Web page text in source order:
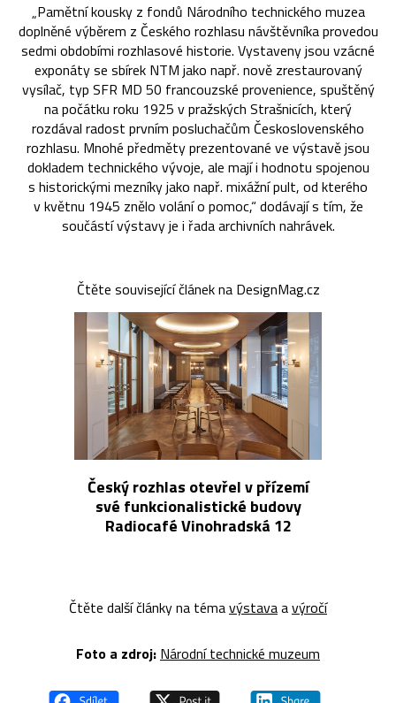
„Pamětní kousky z fondů Národního technického muzea
doplněné výběrem z Českého rozhlasu návštěvníka provedou
sedmi obdobími rozhlasové historie. Vystaveny jsou vzácné
exponáty se sbírek NTM jako např. nově zrestaurovaný
vysílač, typ SFR MD 50 francouzské provenience, spuštěný
na počátku roku 1925 v pražských Strašnicích, který
rozdával radost prvním posluchačům Československého
rozhlasu. Mnohé předměty prezentované ve výstavě jsou
dokladem technického vývoje, ale mají i hodnotu spojenou
s historickými mezníky jako např. mixážní pult, od kterého
v květnu 1945 znělo volání o pomoc,“ dodávají s tím, že
součástí výstavy je i řada archivních nahrávek.
Čtěte související článek na DesignMag.cz
Český rozhlas otevřel v přízemí
své funkcionalistické budovy
Radiocafé Vinohradská 12
Čtěte další články na témavýstavaavýročí
Foto a zdroj: Národní technické muzeum